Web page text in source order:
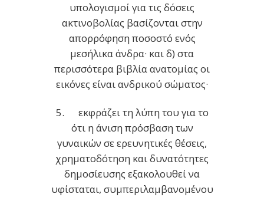
υπολογισμοί για τις δόσεις
ακτινοβολίας βασίζονται στην
απορρόφηση ποσοστό ενός
μεσήλικα άνδρα· και δ) στα
περισσότερα βιβλία ανατομίας οι
εικόνες είναι ανδρικού σώματος·
5. εκφράζει τη λύπη του για το
ότι η άνιση πρόσβαση των
γυναικών σε ερευνητικές θέσεις,
χρηματοδότηση και δυνατότητες
δημοσίευσης εξακολουθεί να
υφίσταται, συμπεριλαμβανομένου